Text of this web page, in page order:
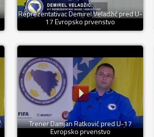
Reprezentativac Demirel Veladžić pred U-
17 Evropsko prvenstvo
Trener Damjan Ratković pred U-17
Evropsko prvenstvo